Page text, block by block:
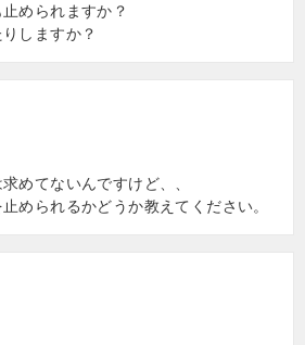
められますか？
しますか？
めてないんですけど、、
められるかどうか教えてください。